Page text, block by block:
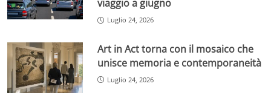
viaggio a giugno
Luglio 24, 2026
Art in Act torna con il mosaico che
unisce memoria e contemporaneità
Luglio 24, 2026